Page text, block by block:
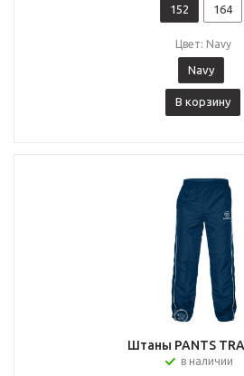
152 164
Цвет: Navy
Navy
В корзину
Штаны PANTS
в наличии